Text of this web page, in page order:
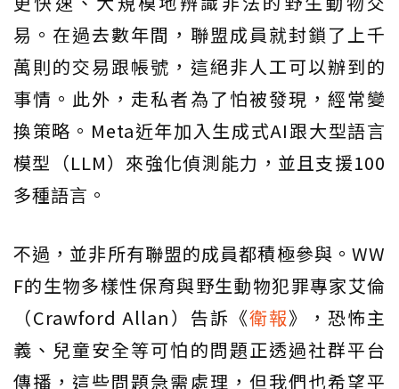
易。在過去數年間，聯盟成員就封鎖了上千
萬則的交易跟帳號，這絕非人工可以辦到的
事情。此外，走私者為了怕被發現，經常變
換策略。Meta近年加入生成式AI跟大型語言
模型（LLM）來強化偵測能力，並且支援100
多種語言。
不過，並非所有聯盟的成員都積極參與。WW
F的生物多樣性保育與野生動物犯罪專家艾倫
（Crawford Allan）告訴《衛報》，恐怖主
義、兒童安全等可怕的問題正透過社群平台
傳播，這些問題急需處理，但我們也希望平